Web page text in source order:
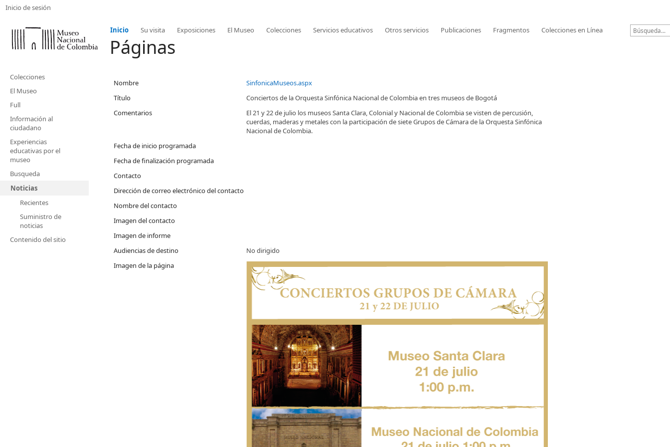
Inicio de sesión
Inicio Su visita Exposiciones El Museo Colecciones Servicios educativos Otros servicios Publicaciones Fragmentos Colecciones en Línea
Páginas
Colecciones
El Museo
Full
Información al
ciudadano
Experiencias
educativas por el
museo
Busqueda
Noticias
Recientes
Suministro de
noticias
Contenido del sitio
Nombre
SinfonicaMuseos.aspx
Título
Conciertos de la Orquesta Sinfónica Nacional de Colombia en tres museos de Bogotá
Comentarios
El 21 y 22 de julio los museos Santa Clara, Colonial y Nacional de Colombia se visten de percusión,
cuerdas, maderas y metales con la participación de siete Grupos de Cámara de la Orquesta Sinfónica
Nacional de Colombia.
Fecha de inicio programada
Fecha de finalización programada
Contacto
Dirección de correo electrónico del contacto
Nombre del contacto
Imagen del contacto
Imagen de informe
Audiencias de destino
No dirigido
Imagen de la página